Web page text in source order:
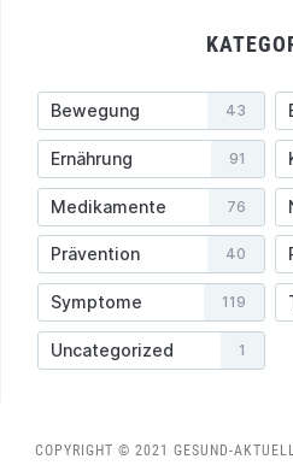
Bewegung 43
Ernährung 91
Medikamente 76
Prävention 40
Symptome 119
Uncategorized 1
COPYRIGHT © 2021 GESUND-